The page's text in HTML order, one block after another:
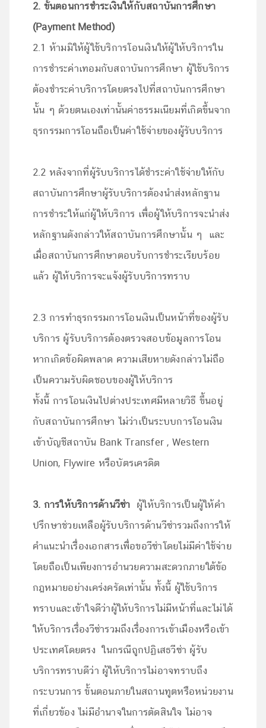
2. ขั้นตอนการชำระเงินให้กับสถาบันการศึกษา
(Payment Method)
2.1 ห้ามมิให้ผู้ใช้บริการโอนเงินให้ผู้ให้บริการใน
การชำระค่าเทอมกับสถาบันการศึกษา ผู้ใช้บริการ
ต้องชำระค่าบริการโดยตรงไปที่สถาบันการศึกษา
นั้น ๆ ด้วยตนเองเท่านั้นค่าธรรมเนียมที่เกิดขึ้นจาก
ธุรกรรมการโอนถือเป็นค่าใช้จ่ายของผู้รับบริการ
2.2 หลังจากที่ผู้รับบริการได้ชำระค่าใช้จ่ายให้กับ
สถาบันการศึกษาผู้รับบริการต้องนำส่งหลักฐาน
การชำระให้แก่ผู้ให้บริการ เพื่อผู้ให้บริการจะนำส่ง
หลักฐานดังกล่าวให้สถาบันการศึกษานั้น ๆ และ
เมื่อสถาบันการศึกษาตอบรับการชำระเรียบร้อย
แล้ว ผู้ให้บริการจะแจ้งผู้รับบริการทราบ
2.3 การทำธุรกรรมการโอนเงินเป็นหน้าที่ของผู้รับ
บริการ ผู้รับบริการต้องตรวจสอบข้อมูลการโอน
หากเกิดข้อผิดพลาด ความเสียหายดังกล่าวไม่ถือ
เป็นความรับผิดชอบของผู้ให้บริการ
ทั้งนี้ การโอนเงินไปต่างประเทศมีหลายวิธี ขึ้นอยู่
กับสถาบันการศึกษา ไม่ว่าเป็นระบบการโอนเงิน
เข้าบัญชีสถาบัน Bank Transfer , Western
Union, Flywire หรือบัตรเครดิต
3. การให้บริการด้านวีซ่า ผู้ให้บริการเป็นผู้ให้คำ
ปรึกษาช่วยเหลือผู้รับบริการด้านวีซ่ารวมถึงการให้
คำแนะนำเรื่องเอกสารเพื่อขอวีซ่าโดยไม่มีค่าใช้จ่าย
โดยถือเป็นเพียงการอำนวยความสะดวกภายใต้ข้อ
กฎหมายอย่างเคร่งครัดเท่านั้น ทั้งนี้ ผู้ใช้บริการ
ทราบและเข้าใจดีว่าผู้ให้บริการไม่มีหน้าที่และไม่ได้
ให้บริการเรื่องวีซ่ารวมถึงเรื่องการเข้าเมืองหรือเข้า
ประเทศโดยตรง ในกรณีถูกปฏิเสธวีซ่า ผู้รับ
บริการทราบดีว่า ผู้ให้บริการไม่อาจทราบถึง
กระบวนการ ขั้นตอนภายในสถานทูตหรือหน่วยงาน
ที่เกี่ยวข้อง ไม่มีอำนาจในการตัดสินใจ ไม่อาจ